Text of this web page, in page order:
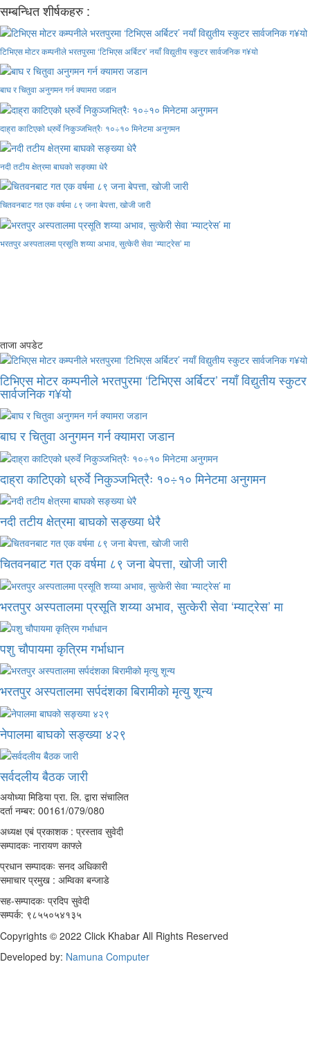
सम्बन्धित शीर्षकहरु :
टिभिएस मोटर कम्पनीले भरतपुरमा ‘टिभिएस अर्बिटर’ नयाँ विद्युतीय स्कुटर सार्वजनिक ग¥यो
बाघ र चितुवा अनुगमन गर्न क्यामरा जडान
दाह्रा काटिएको ध्रुर्वे निकुञ्जभित्रैः १०÷१० मिनेटमा अनुगमन
नदी तटीय क्षेत्रमा बाघको सङ्ख्या धेरै
चितवनबाट गत एक वर्षमा ८९ जना बेपत्ता, खोजी जारी
भरतपुर अस्पतालमा प्रसूति शय्या अभाव, सुत्केरी सेवा ‘म्याट्रेस’ मा
ताजा अपडेट
टिभिएस मोटर कम्पनीले भरतपुरमा ‘टिभिएस अर्बिटर’ नयाँ विद्युतीय स्कुटर
सार्वजनिक ग¥यो
बाघ र चितुवा अनुगमन गर्न क्यामरा जडान
दाह्रा काटिएको ध्रुर्वे निकुञ्जभित्रैः १०÷१० मिनेटमा अनुगमन
नदी तटीय क्षेत्रमा बाघको सङ्ख्या धेरै
चितवनबाट गत एक वर्षमा ८९ जना बेपत्ता, खोजी जारी
भरतपुर अस्पतालमा प्रसूति शय्या अभाव, सुत्केरी सेवा ‘म्याट्रेस’ मा
पशु चौपायमा कृत्रिम गर्भाधान
भरतपुर अस्पतालमा सर्पदंशका बिरामीको मृत्यु शून्य
नेपालमा बाघको सङ्ख्या ४२९
सर्वदलीय बैठक जारी
अयोध्या मिडिया प्रा. लि. द्वारा संचालित
दर्ता नम्बर: 00161/079/080
अध्यक्ष एबं प्रकाशक : प्रस्ताव सुवेदी
सम्पादकः नारायण काफ्ले
प्रधान सम्पादकः सनद अधिकारी
समाचार प्रमुख : अम्विका बन्जाडे
सह-सम्पादकः प्रदिप सुवेदी
सम्पर्क: ९८५५०५४१३५
Copyrights © 2022 Click Khabar All Rights Reserved
Developed by: Namuna Computer